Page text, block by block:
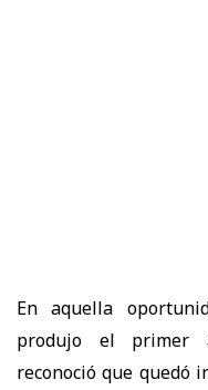
En aquella
produjo el primer
reconoció que quedó